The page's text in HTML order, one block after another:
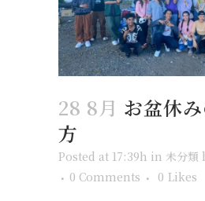
28 8月 お盆休
方
Posted at 17:39h in 未分類
0 Comments
0 Likes